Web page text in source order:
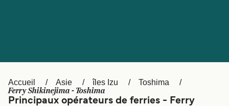
Canada
Accueil Asie îles Izu Toshima
Ferry Shikinejima - Toshima
Principaux opérateurs de ferries - Ferry